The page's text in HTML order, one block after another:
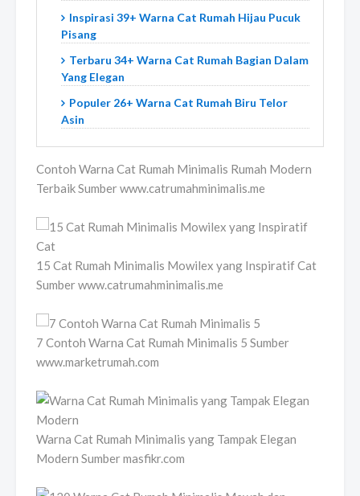
Inspirasi 39+ Warna Cat Rumah Hijau Pucuk
Pisang
Terbaru 34+ Warna Cat Rumah Bagian Dalam
Yang Elegan
Populer 26+ Warna Cat Rumah Biru Telor
Asin
Contoh Warna Cat Rumah Minimalis Rumah Modern
Terbaik Sumber www.catrumahminimalis.me
15 Cat Rumah Minimalis Mowilex yang Inspiratif Cat
Sumber www.catrumahminimalis.me
7 Contoh Warna Cat Rumah Minimalis 5 Sumber
www.marketrumah.com
Warna Cat Rumah Minimalis yang Tampak Elegan
Modern Sumber masfikr.com